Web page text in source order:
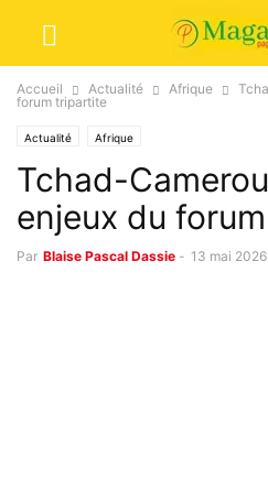
Accueil Actualité Afrique
forum tripartite
Actualité Afrique
Tchad-
enjeux du
Par Blaise Pascal Dassie - 13 mai 2026